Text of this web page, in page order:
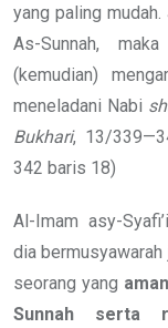
yang paling mudah.
As-Sunnah,
(kemudian)
meneladani Nabi
Bukhari, 13/
342 baris 18)
Al-Imam asy-Syafi’i
dia
seorang yang
Sunnah serta